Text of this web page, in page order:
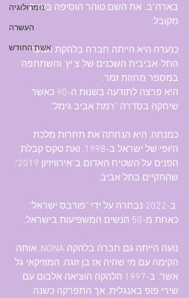
נומרולוגיה
העשרה
אשת החודש
בארה"ב. את השם טוהר הוסיפה בעצת
מקובל.
כנערה היא הייתה חברה בלהקת הנוער
התל-אביבית השכנים של צ'יץ' והשתתפה
במספר מחזות זמר.
היא פרצה לתודעה בשנות ה-90 כאשר
שיחקה בסדרה "רמת אביב גימל".
כמנחה, היא הנחתה את תחרות מלכת
היופי של ישראל ב-1998, ואת טקס קבלת
הפנים על השטיח האדום ב"אירוויזיון 2019"
שהתקיים בתל אביב.
ב-2022 נבחרה על ידי "פורבס ישראל"
כאחת מ-50 הנשים המשפיעות בישראל.
נועה הייתה גם חברה בלהקה NONA, אותה
הקימה עם מי שהיה אז בן זוגה, המוזיקאי גל
אשר. ב-1997 הלהקה הוציאה אלבום עם
שירי פופ באנגלית, אך התפרקה כשנה